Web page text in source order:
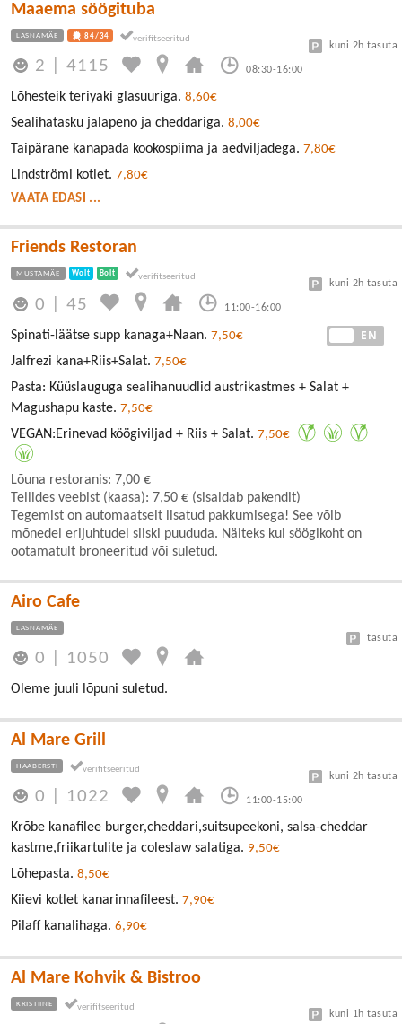
Maaema söögituba
LASNAMÄE 84/34
2 |4115 08:30-16:00
kuni 2h tasuta
Lõhesteik teriyaki glasuuriga. 8,60€
Sealihatasku jalapeno ja cheddariga. 8,00€
Taipärane kanapada kookospiima ja aedviljadega. 7,80€
Lindströmi kotlet. 7,80€
VAATA EDASI ...
Friends Restoran
MUSTAMÄE Wolt Bolt
0 |45 11:00-16:00
kuni 2h tasuta
EN
Spinati-läätse supp kanaga+Naan. 7,50€
Jalfrezi kana+Riis+Salat. 7,50€
Pasta: Küüslauguga sealihanuudlid austrikastmes + Salat +
Magushapu kaste. 7,50€
VEGAN:Erinevad köögiviljad + Riis + Salat. 7,50€
Lõuna restoranis: 7,00 €
Tellides veebist (kaasa): 7,50 € (sisaldab pakendit)
Tegemist on automaatselt lisatud pakkumisega! See võib
mõnedel erijuhtudel siiski puududa. Näiteks kui söögikoht on
ootamatult broneeritud või suletud.
Airo Cafe
LASNAMÄE
0 1050
tasuta
Oleme juuli lõpuni suletud.
Al Mare Grill
HAABERSTI
0 1022 11:00-15:00
kuni 2h tasuta
Krõbe kanafilee burger,cheddari,suitsupeekoni, salsa-cheddar
kastme,friikartulite ja coleslaw salatiga. 9,50€
Lõhepasta. 8,50€
Kiievi kotlet kanarinnafileest. 7,90€
Pilaff kanalihaga. 6,90€
Al Mare Kohvik & Bistroo
KRISTIINE
kuni 1h tasuta